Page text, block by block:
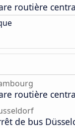
routière
routière
de bus